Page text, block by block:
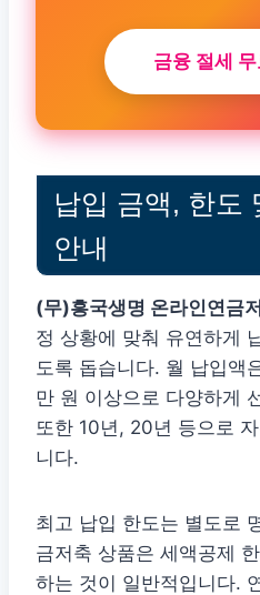
금융 절세
납입 금액, 한도
안내
(무)흥국생명 온라인연금
정 상황에 맞춰 유연하게
도록 돕습니다. 월 납입액
만 원 이상으로 다양하게
또한 10년, 20년 등으로
니다.
최고 납입 한도는 별도로
금저축 상품은 세액공제
하는 것이 일반적입니다.